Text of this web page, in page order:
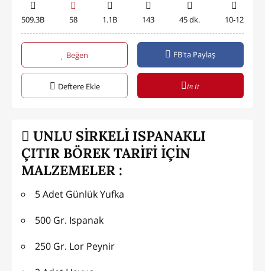
509.3B 58 1.1B 143 45 dk. 10-12
Beğen FB'ta Paylaş
Deftere Ekle in it
UNLU SİRKELİ ISPANAKLI
ÇITIR BÖREK TARİFİ İÇİN
MALZEMELER :
5 Adet Günlük Yufka
500 Gr. Ispanak
250 Gr. Lor Peynir